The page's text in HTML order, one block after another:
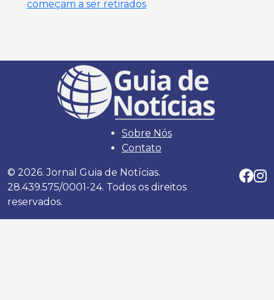
começam a ser retirados
Sobre Nós
Contato
© 2026. Jornal Guia de Notícias.
28.439.575/0001-24. Todos os direitos
reservados.